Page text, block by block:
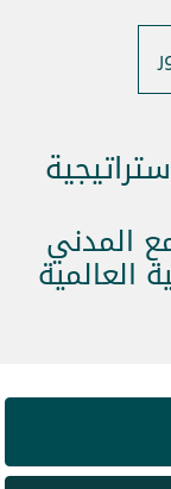
المدني
العالمية